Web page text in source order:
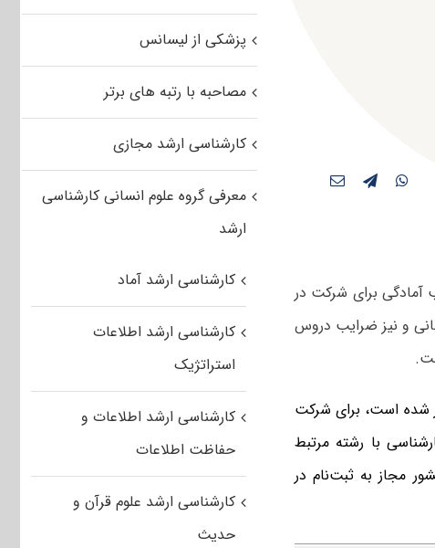
برای شرکت در
و نیز ضرایب دروس
شده است، برای شرکت
با رشته مرتبط
مجاز به ثبت‌نام در
پزشکی از لیسانس
مصاحبه با رتبه های برتر
کارشناسی ارشد مجازی
معرفی گروه علوم انسانی کارشناسی
ارشد
کارشناسی ارشد آماد
کارشناسی ارشد اطلاعات
استراتژیک
کارشناسی ارشد اطلاعات و
حفاظت اطلاعات
کارشناسی ارشد علوم قرآن و
حدیث